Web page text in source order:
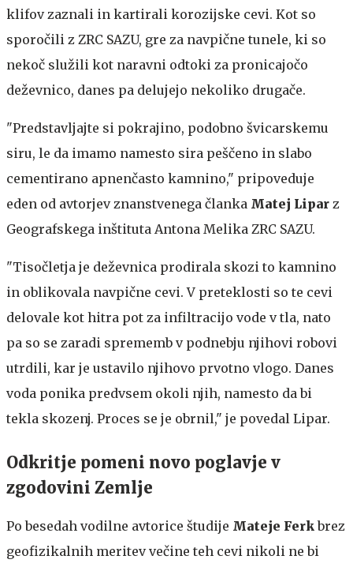
klifov zaznali in kartirali korozijske cevi. Kot so
sporočili z ZRC SAZU, gre za navpične tunele, ki so
nekoč služili kot naravni odtoki za pronicajočo
deževnico, danes pa delujejo nekoliko drugače.
"Predstavljajte si pokrajino, podobno švicarskemu
siru, le da imamo namesto sira peščeno in slabo
cementirano apnenčasto kamnino," pripoveduje
eden od avtorjev znanstvenega članka Matej Lipar z
Geografskega inštituta Antona Melika ZRC SAZU.
"Tisočletja je deževnica prodirala skozi to kamnino
in oblikovala navpične cevi. V preteklosti so te cevi
delovale kot hitra pot za infiltracijo vode v tla, nato
pa so se zaradi sprememb v podnebju njihovi robovi
utrdili, kar je ustavilo njihovo prvotno vlogo. Danes
voda ponika predvsem okoli njih, namesto da bi
tekla skozenj. Proces se je obrnil," je povedal Lipar.
Odkritje pomeni novo poglavje v
zgodovini Zemlje
Po besedah vodilne avtorice študije Mateje Ferkbrez
geofizikalnih meritev večine teh cevi nikoli ne bi